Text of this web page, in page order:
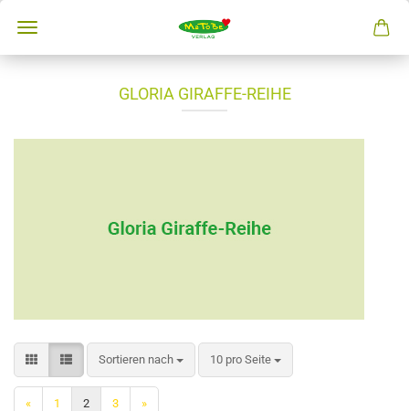
GLORIA GIRAFFE-REIHE
Sortieren nach 10 pro Seite
« 1 2 3 »